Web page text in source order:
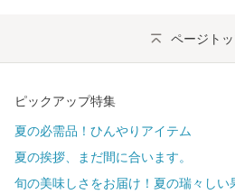
ページト
ピックアップ特集
夏の必需品！ひんやりアイテム
夏の挨拶、まだ間に合います。
旬の美味しさをお届け！夏の瑞々しい